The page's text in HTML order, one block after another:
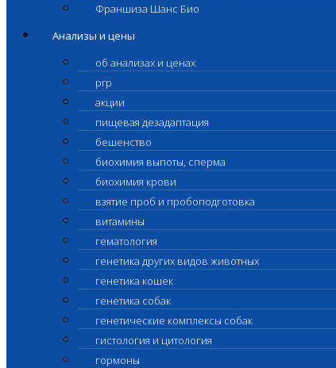
Франшиза Шанс Био
Анализы и цены
об анализах и ценах
prp
акции
пищевая дезадаптация
бешенство
биохимия выпоты, сперма
биохимия крови
взятие проб и пробоподготовка
витамины
гематология
генетика других видов животных
генетика кошек
генетика собак
генетические комплексы собак
гистология и цитология
гормоны